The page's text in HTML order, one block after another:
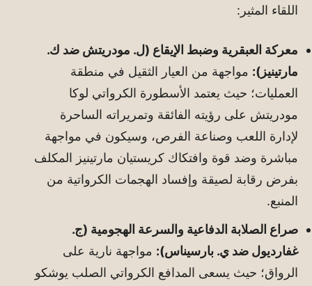
اللقاء المثير:
معركة العبقرية وضبط الإيقاع (ل. مودريتش ضد ك.
مارتينيز): مواجهة من العيار الثقيل في منطقة
العمليات؛ حيث يعتمد الأسطورة الكرواتي لوكا
مودريتش على رؤيته الفائقة وتمريراته الساحرة
لإدارة اللعب وصناعة الفرص، وسيكون في مواجهة
مباشرة وضد قوة وافتكاك كريستيان مارتينيز المكلف
بفرض رقابة لصيقة وإفساد الهجمات الكرواتية من
المنبع.
صراع الصلابة الدفاعية والسرعة الهجومية (ج.
غفارديول ضد ي. بارسيناس): مواجهة نارية على
الرواق؛ حيث يسعى المدافع الكرواتي الصلب يوشكو